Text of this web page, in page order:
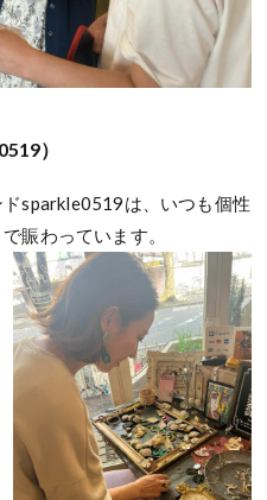
）
sparkle0519は、いつも個性
賑わっています。